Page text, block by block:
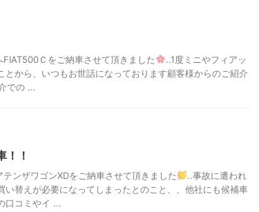
Ｃをご納車させて頂きました
..1度ミニやフィアッ
とから、いつもお世話になっております顧客様からのご紹介
での ...
！！
ンザワゴンXDをご納車させて頂きました
..事故に遭われ
い替えが必要になってしまったとのこと、、他社にも候補車
口コミやイ ...